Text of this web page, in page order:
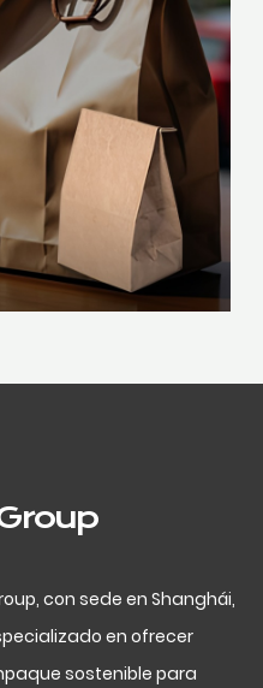
con sede en Shanghái,
en ofrecer
sostenible para